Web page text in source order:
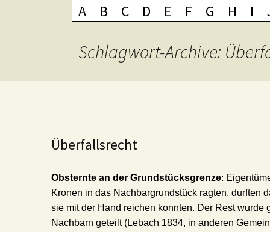
A B C D E F G H I
Schlagwort-Archive:
Überfallsrecht
Obsternte an der Grundstücksgrenze:
Kronen in das Nachbargrundstück ragten, durften
sie mit der Hand reichen konnten. Der Rest wurde
Nachbarn geteilt (Lebach 1834, in anderen